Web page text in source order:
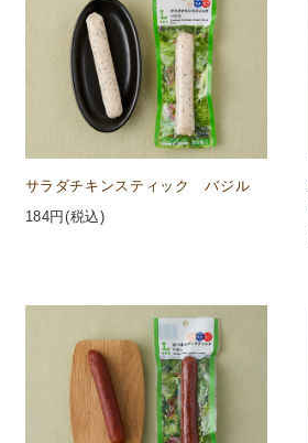
サラダチキンスティック バジル
184円(税込)